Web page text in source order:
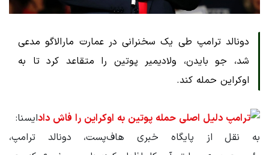
دونالد ترامپ طی یک سخنرانی در عمارت مارالاگو مدعی
شد، جو بایدن، ولادیمیر پوتین را متقاعد کرد تا به
اوکراین حمله کند.
ایسنا:
به نقل از پایگاه خبری هاف‌پست، دونالد ترامپ،